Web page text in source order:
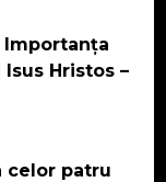
Hristos –
celor patru